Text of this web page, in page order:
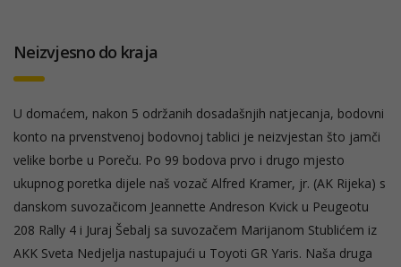
Neizvjesno do kraja
U domaćem, nakon 5 održanih dosadašnjih natjecanja, bodovni
konto na prvenstvenoj bodovnoj tablici je neizvjestan što jamči
velike borbe u Poreču. Po 99 bodova prvo i drugo mjesto
ukupnog poretka dijele naš vozač Alfred Kramer, jr. (AK Rijeka) s
danskom suvozačicom Jeannette Andreson Kvick u Peugeotu
208 Rally 4 i Juraj Šebalj sa suvozačem Marijanom Stublićem iz
AKK Sveta Nedjelja nastupajući u Toyoti GR Yaris. Naša druga